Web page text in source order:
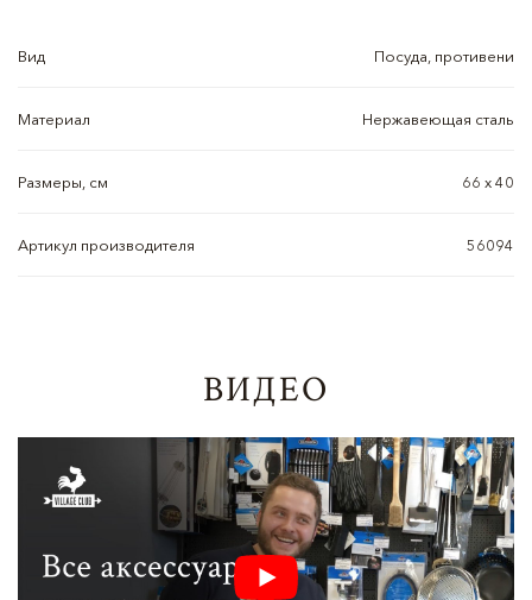
Вид Посуда, противени
Материал Нержавеющая сталь
Размеры, см 66 х 40
Артикул производителя 56094
ВИДЕО